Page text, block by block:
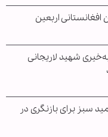
افغانستانی اربعین
شهید لاریجانی
سبز برای بازنگری در